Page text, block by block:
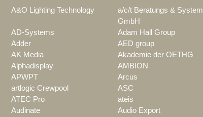
A&O Lighting Technology
a/c/t Beratungs & System
GmbH
AD-Systems Adam Hall Group
Adder AED group
AK Media Akademie der OETHG
Alphadisplay AMBION
APWPT Arcus
artlogic Crewpool ASC
ATEC Pro ateis
Audinate Audio Export